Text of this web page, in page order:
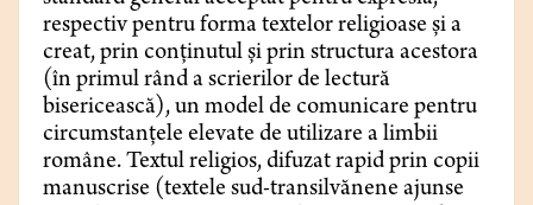
respectiv pentru forma textelor religioase și a
creat, prin conținutul și prin structura acestora
(în primul rând a scrierilor de lectură
bisericească), un model de comunicare pentru
circumstanțele elevate de utilizare a limbii
române. Textul religios, difuzat rapid prin copii
manuscrise (textele sud-transilvănene ajunse